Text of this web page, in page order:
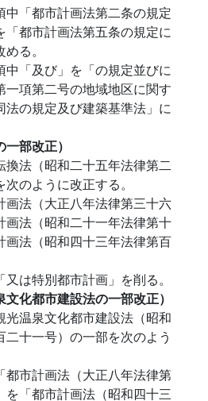
中「都市計画法第二条の規定
「都市計画法第五条の規定に
る。
中「及び」を「の規定並びに
一項第二号の地域地区に関す
法の規定及び建築基準法」に
一部改正）
換法（昭和二十五年法律第二
のように改正する。
画法（大正八年法律第三十六
画法（昭和二十一年法律第十
画法（昭和四十三年法律第百
は特別都市計画」を削る。
文化都市建設法の一部改正）
光温泉文化都市建設法（昭和
十一号）の一部を次のよう
都市計画法（大正八年法律第
を「都市計画法（昭和四十三